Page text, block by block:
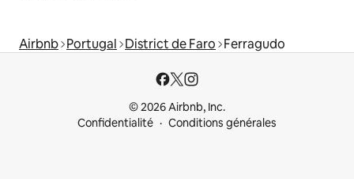
Airbnb Portugal District de Faro Ferragudo
© 2026 Airbnb, Inc.
Confidentialité
Conditions générales